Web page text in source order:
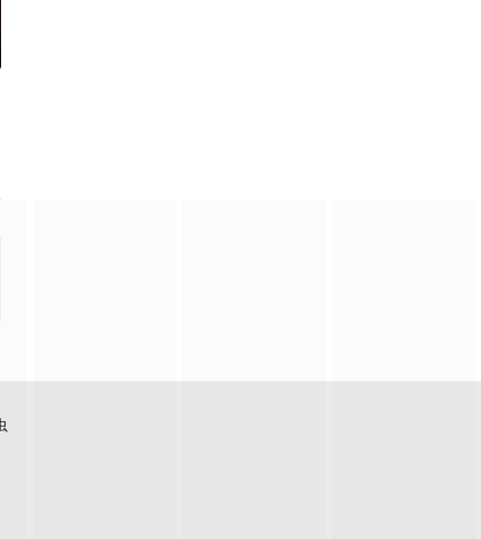
社区的储备基金，却意外揭开深藏的腐败真
检察官发现只要轻轻一碰，就能让他们成为异常高效率的搭档，于是两人